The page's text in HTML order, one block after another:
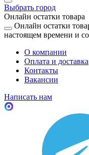
Выбрать город
Онлайн остатки товара
Онлайн остатки
настоящем времени и
О компании
Оплата и доставка
Контакты
Вакансии
Написать нам